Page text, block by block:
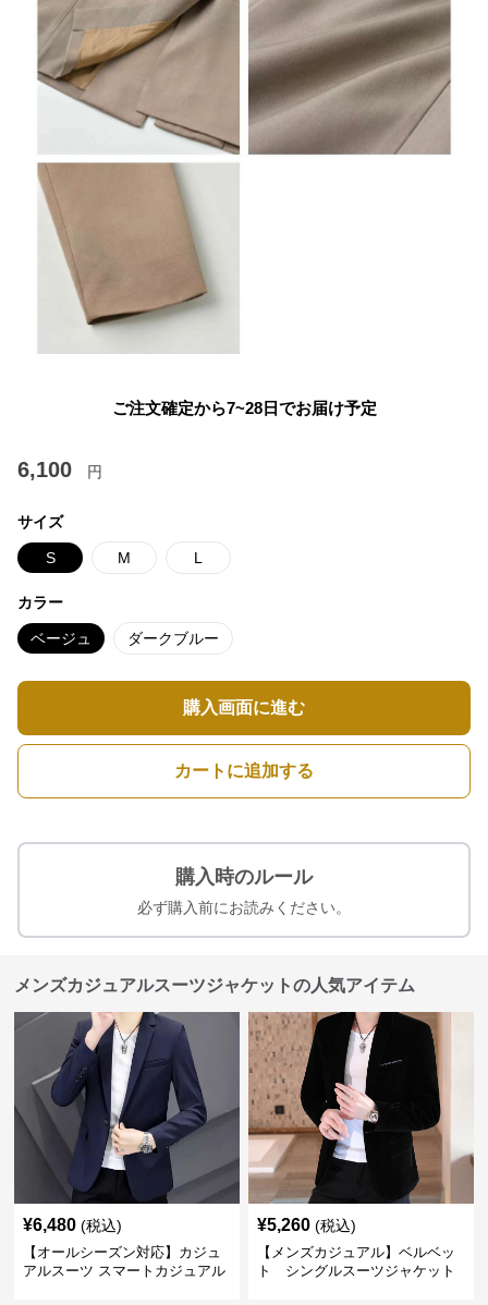
ご注文確定から7~28日でお届け予定
6,100 円
サイズ
S M L
カラー
ベージュ ダークブルー
購入画面に進む
カートに追加する
購入時のルール
必ず購入前にお読みください。
メンズカジュアルスーツジャケットの人気アイテム
¥6,480 (税込)
【オールシーズン対応】カジュ
アルスーツ スマートカジュアル
¥5,260 (税込)
【メンズカジュアル】ベルベッ
ト シングルスーツジャケット